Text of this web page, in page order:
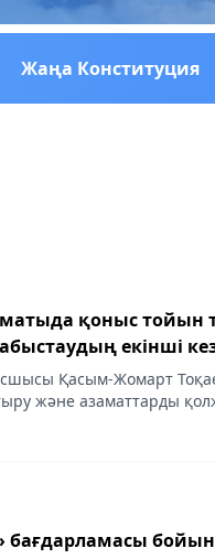
Жаңа Конституция
қоныс тойын
екінші
Қасым-Жомарт
және азаматтарды
тапсырмаларын